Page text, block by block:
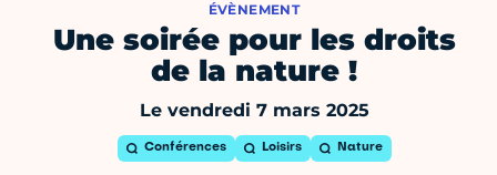
ÉVÈNEMENT
Une soirée pour les droits
de la nature !
Le vendredi 7 mars 2025
Conférences Loisirs Nature